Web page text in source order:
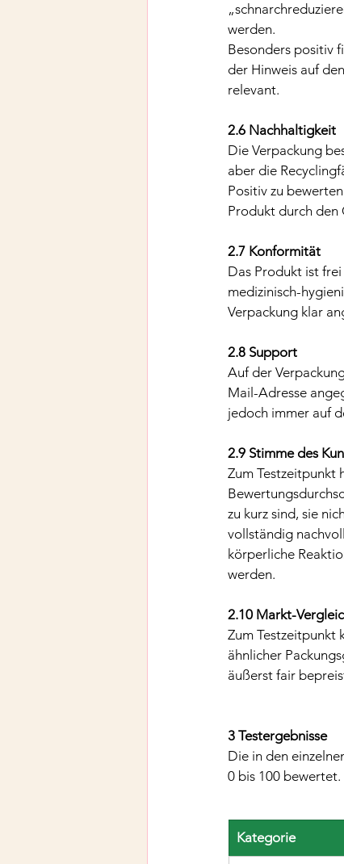
werden.
Besonders positiv
der Hinweis auf
relevant.
2.6 Nachhaltigkeit
Die Verpackung
aber die
Positiv zu
Produkt durch den
2.7 Konformität
Das Produkt ist
medizinisch-
Verpackung klar
2.8 Support
Auf der
Mail-Adresse
jedoch immer auf
2.9 Stimme des
Zum Testzeitpunkt
zu kurz sind, sie
vollständig
körperliche
werden.
2.10 Markt-
Zum Testzeitpunkt
ähnlicher
äußerst fair
3 Testergebnisse
Die in den
0 bis 100
Kategorie